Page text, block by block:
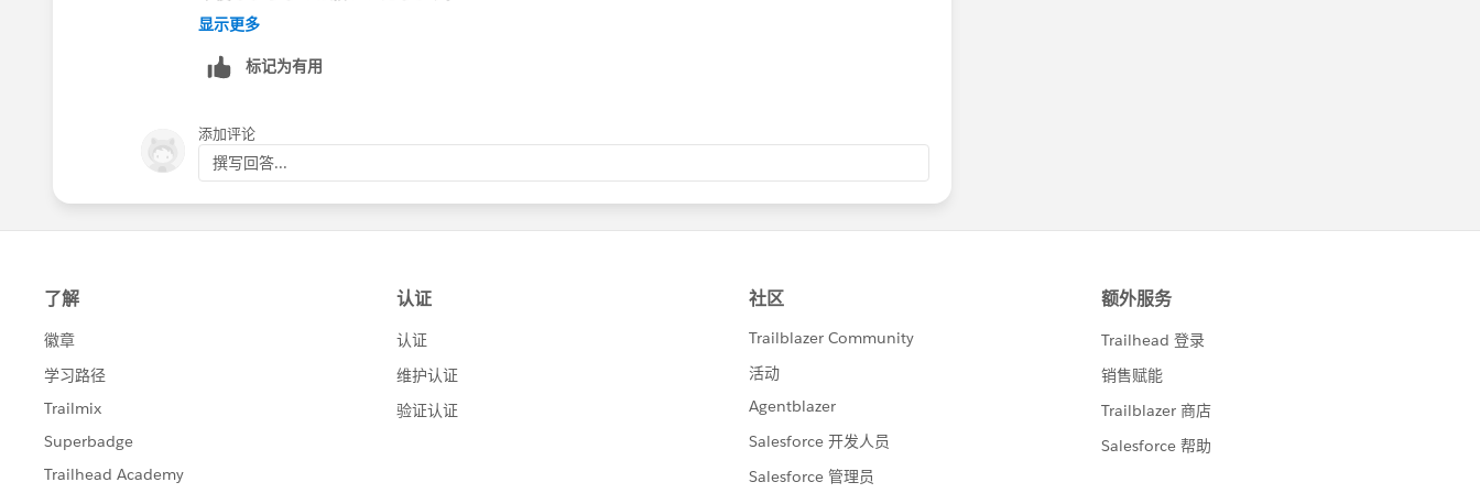
显示更多
标记为有用
添加评论
撰写回答...